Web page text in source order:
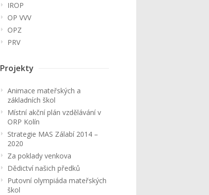
IROP
OP VVV
OPZ
PRV
Projekty
Animace mateřských a
základních škol
Místní akční plán vzdělávání v
ORP Kolín
Strategie MAS Zálabí 2014 –
2020
Za poklady venkova
Dědictví našich předků
Putovní olympiáda mateřských
škol